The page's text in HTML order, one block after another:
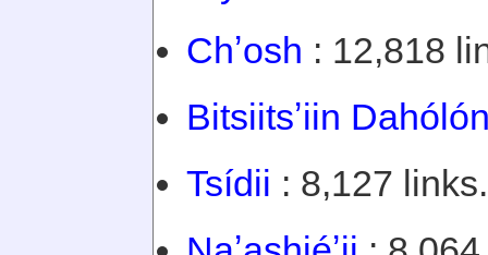
Chʼosh : 12,818
Bitsiitsʼiin
Tsídii : 8,127 links.